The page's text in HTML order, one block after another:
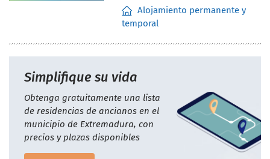
Alojamiento permanente y
temporal
Simplifique su vida
Obtenga gratuitamente una lista
de residencias de ancianos en el
municipio de Extremadura, con
precios y plazas disponibles